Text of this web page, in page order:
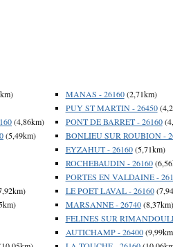
(4,86km)
(5,49km)
MANAS - 26160(2,71km)
PUY ST MARTIN - 26450
PONT DE BARRET - 26160
BONLIEU SUR ROUBION -
EYZAHUT - 26160(5,71km)
ROCHEBAUDIN - 26160
PORTES EN VALDAINE -
LE POET LAVAL - 26160
MARSANNE - 26740(8,37km)
FELINES SUR
AUTICHAMP - 26400